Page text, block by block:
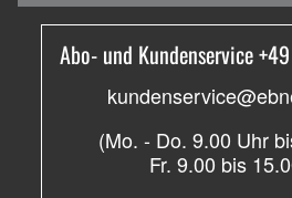
Abo- und Kundenservice
(Mo. - Do. 9.00 Uhr
Fr. 9.00 bis